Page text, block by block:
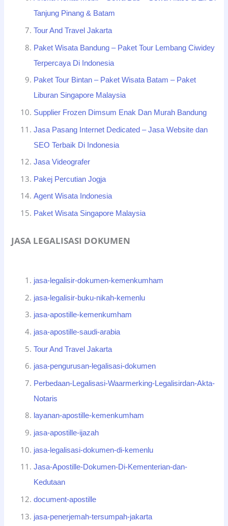
Tanjung Pinang & Batam
Tour And Travel Jakarta
Paket Wisata Bandung – Paket Tour Lembang Ciwidey
Terpercaya Di Indonesia
Paket Tour Bintan – Paket Wisata Batam – Paket
Liburan Singapore Malaysia
Supplier Frozen Dimsum Enak Dan Murah Bandung
Jasa Pasang Internet Dedicated – Jasa Website dan
SEO Terbaik Di Indonesia
Jasa Videografer
Pakej Percutian Jogja
Agent Wisata Indonesia
Paket Wisata Singapore Malaysia
JASA LEGALISASI DOKUMEN
jasa-legalisir-dokumen-kemenkumham
jasa-legalisir-buku-nikah-kemenlu
jasa-apostille-kemenkumham
jasa-apostille-saudi-arabia
Tour And Travel Jakarta
jasa-pengurusan-legalisasi-dokumen
Perbedaan-Legalisasi-Waarmerking-Legalisirdan-Akta-
Notaris
layanan-apostille-kemenkumham
jasa-apostille-ijazah
jasa-legalisasi-dokumen-di-kemenlu
Jasa-Apostille-Dokumen-Di-Kementerian-dan-
Kedutaan
document-apostille
jasa-penerjemah-tersumpah-jakarta